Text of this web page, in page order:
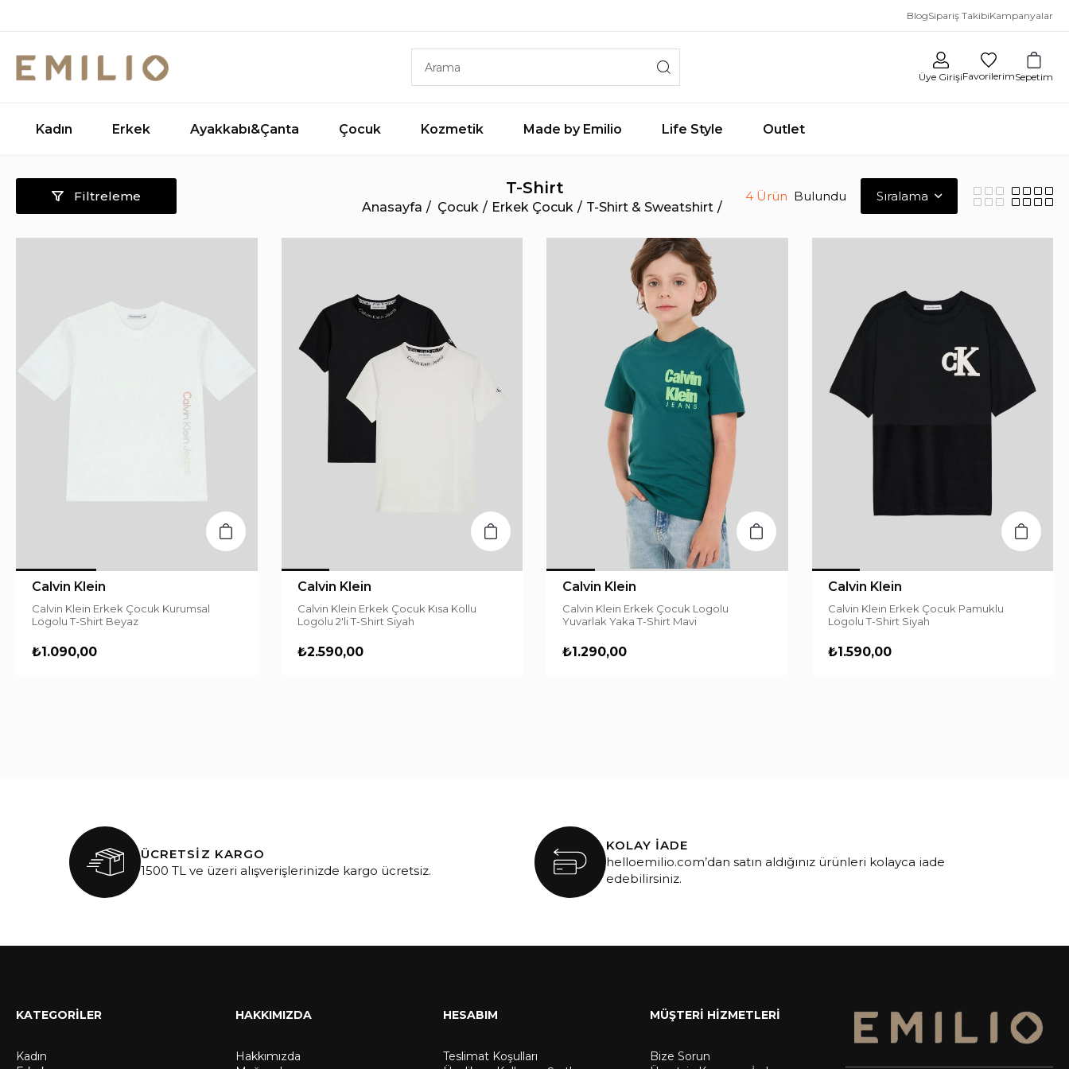
BlogSipariş TakibiKampanyalar
Üye GirişiFavorilerimSepetim
Kadın Erkek Ayakkabı&Çanta Çocuk Kozmetik Made by Emilio Life Style Outlet
T-Shirt
Anasayfa Çocuk Erkek Çocuk T-Shirt & Sweatshirt
4 Ürün
Filtreleme
Calvin Klein
Calvin Klein Erkek Çocuk Kurumsal
Logolu T-Shirt Beyaz
₺1.090,00
Calvin Klein
Calvin Klein Erkek Çocuk Kısa Kollu
Logolu 2'li T-Shirt Siyah
₺2.590,00
Calvin Klein
Calvin Klein Erkek Çocuk Logolu
Yuvarlak Yaka T-Shirt Mavi
₺1.290,00
Calvin Klein
Calvin Klein Erkek Çocuk Pamuklu
Logolu T-Shirt Siyah
₺1.590,00
ÜCRETSİZ KARGO
1500 TL ve üzeri alışverişlerinizde kargo ücretsiz.
KOLAY İADE
helloemilio.com’dan satın aldığınız ürünleri kolayca iade
edebilirsiniz.
KATEGORİLER
Kadın
HAKKIMIZDA
Hakkımızda
HESABIM
Teslimat Koşulları
MÜŞTERİ HİZMETLERİ
Bize Sorun